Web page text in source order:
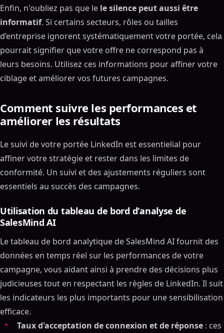
Enfin, n'oubliez pas que le le silence peut aussi être
informatif. Si certains secteurs, rôles ou tailles
d’entreprise ignorent systématiquement votre portée, cela
pourrait signifier que votre offre ne correspond pas à
leurs besoins. Utilisez ces informations pour affiner votre
ciblage et améliorer vos futures campagnes.
Comment suivre les performances et
améliorer les résultats
Le suivi de votre portée LinkedIn est essentielial pour
affiner votre stratégie et rester dans les limites de
conformité. Un suivi et des ajustements réguliers sont
essentiels au succès des campagnes.
Utilisation du tableau de bord d'analyse de
SalesMind AI
Le tableau de bord analytique de SalesMind AI fournit des
données en temps réel sur les performances de votre
campagne, vous aidant ainsi à prendre des décisions plus
judicieuses tout en respectant les règles de LinkedIn. Il suit
les indicateurs les plus importants pour une sensibilisation
efficace.
Taux d'acceptation de connexion et de réponse : ces